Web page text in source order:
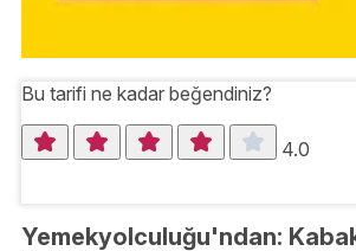
Bu tarifi ne kadar beğendiniz?
4.0
Yemekyolculuğu'ndan: